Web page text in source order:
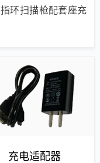
指环扫描枪配套座充
充电适配器